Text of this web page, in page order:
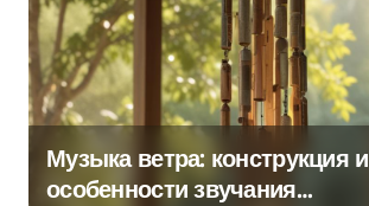
Музыка ветра: конструкция и
особенности звучания